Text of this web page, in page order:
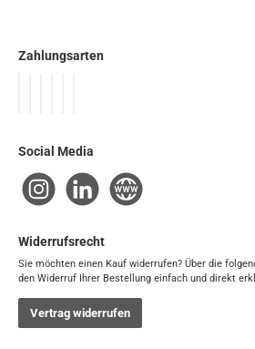
Zahlungsarten
Social Media
Instagram LinkedIn Website
Widerrufsrecht
Sie möchten einen Kauf widerrufen? Über die
den Widerruf Ihrer Bestellung einfach und direkt
Vertrag widerrufen